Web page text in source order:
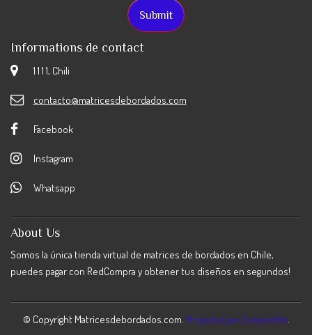
Informations de contact
1 1 1 1, Chili
contacto@matricesdebordados.com
Facebook
Instagram
Whatsapp
About Us
Somos la única tienda virtual de matrices de bordados en Chile,
puedes pagar con RedCompra y obtener tus diseños en segundos!
© Copyright Matricesdebordados.com. Propulsé par Jumpseller.